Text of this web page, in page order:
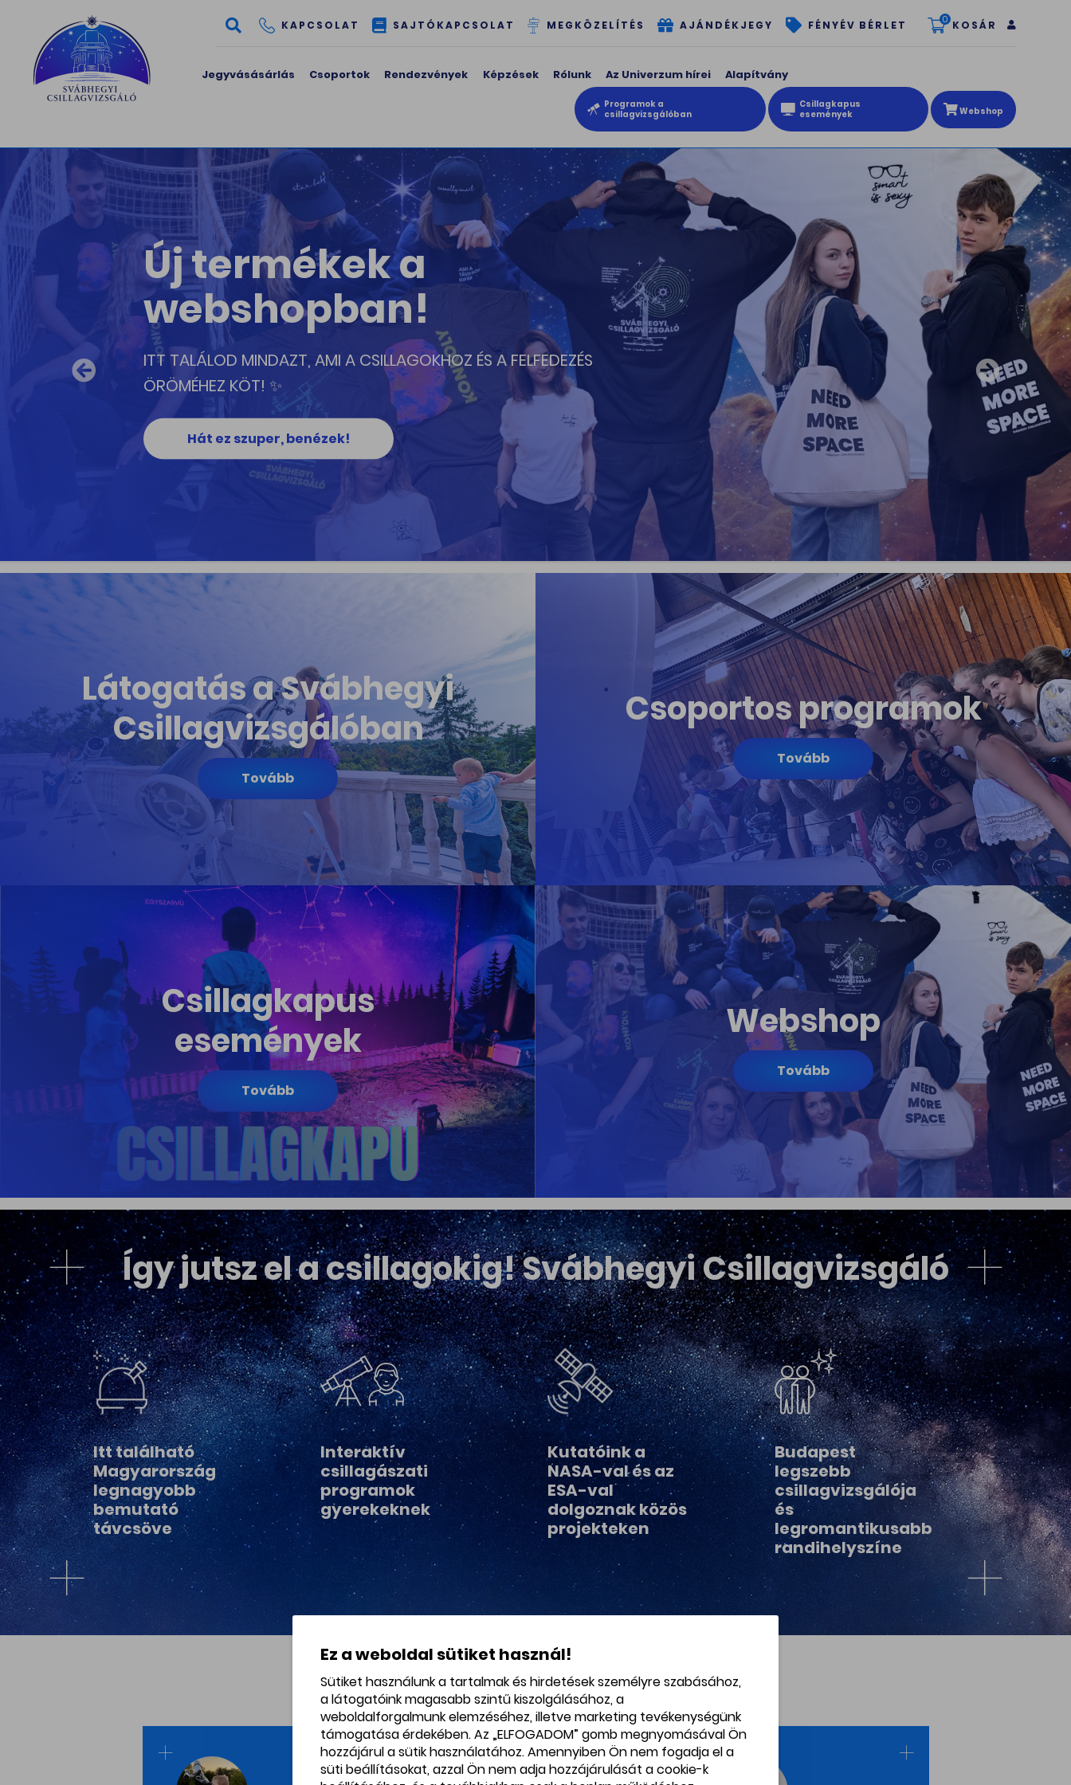
KAPCSOLAT SAJTÓKAPCSOLAT MEGKÖZELÍTÉS AJÁNDÉKJEGY FÉNYÉV BÉRLET 0 KOSÁR
Jegyvásásárlás Csoportok Rendezvények Képzések Rólunk Az Univerzum hírei Alapítvány
Programok a
csillagvizsgálóban
Csillagkapus
események
Webshop
Osztálykirándulás a
csillagvizsgálóban
FEDEZD FEL OSZTÁLYODDAL A VILÁGEGYETEM TITKAIT
BUDAPEST LEGNAGYOBB CSILLAGVIZSGÁLÓJÁBAN!
TÁVCSŐÓRIÁS, INTERAKTÍV ELŐADÁS, METEORITSIMOGATÓ…
Megnézem a programot
Previous Next
Látogatás a Svábhegyi
Csillagvizsgálóban
Tovább
Csoportos programok
Tovább
Csillagkapus
események
Tovább
Webshop
Tovább
Így jutsz el a csillagokig! Svábhegyi Csillagvizsgáló
Itt található
Magyarország
legnagyobb
bemutató
távcsöve
Interaktív
csillagászati
programok
gyerekeknek
Kutatóink a
NASA-val és az
ESA-val
dolgoznak közös
projekteken
Budapest
legszebb
csillagvizsgálója
és
legromantikusabb
randihelyszíne
Ez a weboldal sütiket használ!
Sütiket használunk a tartalmak és hirdetések személyre szabásához,
a látogatóink magasabb szintű kiszolgálásához, a
weboldalforgalmunk elemzéséhez, illetve marketing tevékenységünk
támogatása érdekében. Az „ELFOGADOM” gomb megnyomásával Ön
hozzájárul a sütik használatához. Amennyiben Ön nem fogadja el a
süti beállításokat, azzal Ön nem adja hozzájárulását a cookie-k